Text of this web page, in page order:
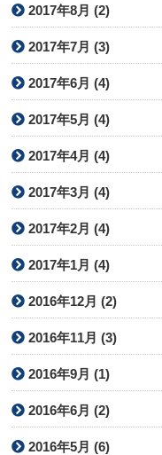
2017年8月 (2)
2017年7月 (3)
2017年6月 (4)
2017年5月 (4)
2017年4月 (4)
2017年3月 (4)
2017年2月 (4)
2017年1月 (4)
2016年12月 (2)
2016年11月 (3)
2016年9月 (1)
2016年6月 (2)
2016年5月 (6)